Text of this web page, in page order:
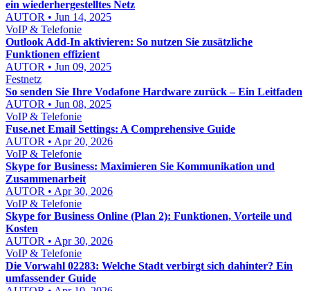
ein wiederhergestelltes Netz
AUTOR • Jun 14, 2025
VoIP & Telefonie
Outlook Add-In aktivieren: So nutzen Sie zusätzliche
Funktionen effizient
AUTOR • Jun 09, 2025
Festnetz
So senden Sie Ihre Vodafone Hardware zurück – Ein Leitfaden
AUTOR • Jun 08, 2025
VoIP & Telefonie
Fuse.net Email Settings: A Comprehensive Guide
AUTOR • Apr 20, 2026
VoIP & Telefonie
Skype for Business: Maximieren Sie Kommunikation und
Zusammenarbeit
AUTOR • Apr 30, 2026
VoIP & Telefonie
Skype for Business Online (Plan 2): Funktionen, Vorteile und
Kosten
AUTOR • Apr 30, 2026
VoIP & Telefonie
Die Vorwahl 02283: Welche Stadt verbirgt sich dahinter? Ein
umfassender Guide